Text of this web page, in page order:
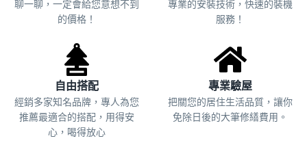
聊一聊，一定會給您意想不到
的價格！
專業的安裝技術，快速的裝機
服務！
自由搭配
經銷多家知名品牌，專人為您
推薦最適合的搭配，用得安
心，喝得放心
專業驗屋
把關您的居住生活品質， 讓你
免除日後的大筆修繕費用。